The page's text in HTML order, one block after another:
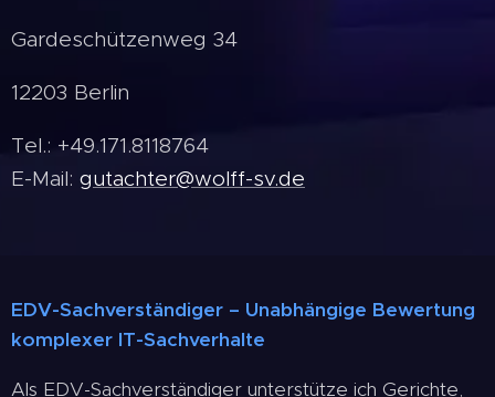
Gardeschützenweg 34
12203 Berlin
Tel.: +49.171.8118764
E-Mail: gutachter@wolff-sv.de
EDV-Sachverständiger – Unabhängige Bewertung
komplexer IT-Sachverhalte
Als EDV-Sachverständiger unterstütze ich Gerichte,